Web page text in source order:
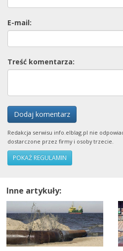
E-mail:
Treść komentarza:
Dodaj komentarz
Redakcja serwisu info.elblag.pl nie
dostarczone przez firmy i osoby trzecie.
POKAŻ REGULAMIN
Inne artykuły: